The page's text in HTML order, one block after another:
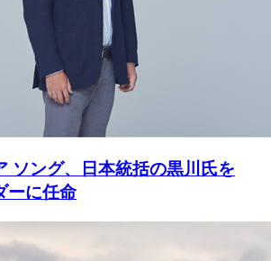
ソング、日本統括の黒川氏を
ーに任命